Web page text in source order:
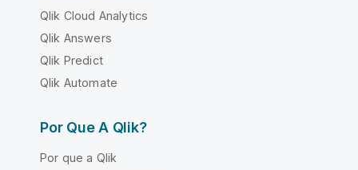
Qlik Cloud Analytics
Qlik Answers
Qlik Predict
Qlik Automate
Por Que A Qlik?
Por que a Qlik